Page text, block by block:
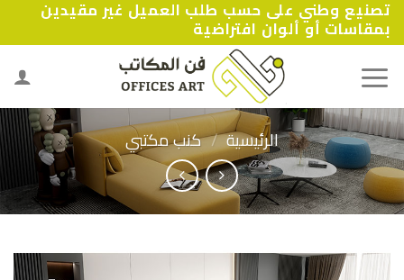
Skip
to
content
تصنيع وطني على حسب طلب العميل غير مقيدين
بمقاسات أو ألوان افتراضية
الرئيسية / كنب مكتبي